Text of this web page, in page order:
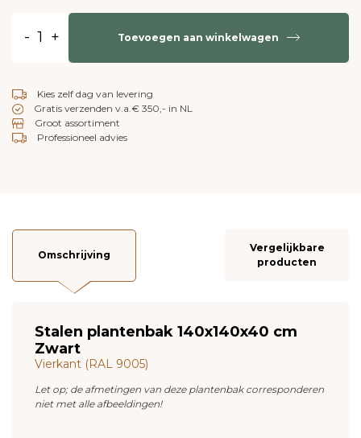
- + Toevoegen aan winkelwagen
Kies zelf dag van levering
Gratis verzenden v.a.€ 350,- in NL
Groot assortiment
Professioneel advies
Omschrijving
Vergelijkbare
producten
Stalen plantenbak 140x140x40 cm
Zwart
Vierkant (RAL 9005)
Let op; de afmetingen van deze plantenbak corresponderen
niet met alle afbeeldingen!